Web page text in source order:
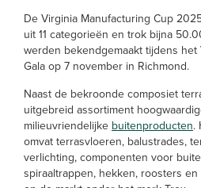
De Virginia Manufacturing Cup
uit 11 categorieën en trok bijna
werden bekendgemaakt tijdens het
Gala op 7 november in Richmond.
Naast de bekroonde composiet
uitgebreid assortiment
milieuvriendelijke buitenproducten.
omvat terrasvloeren, balustrades,
verlichting, componenten voor
spiraaltrappen, hekken, roosters